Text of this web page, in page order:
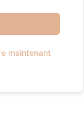
maintenant